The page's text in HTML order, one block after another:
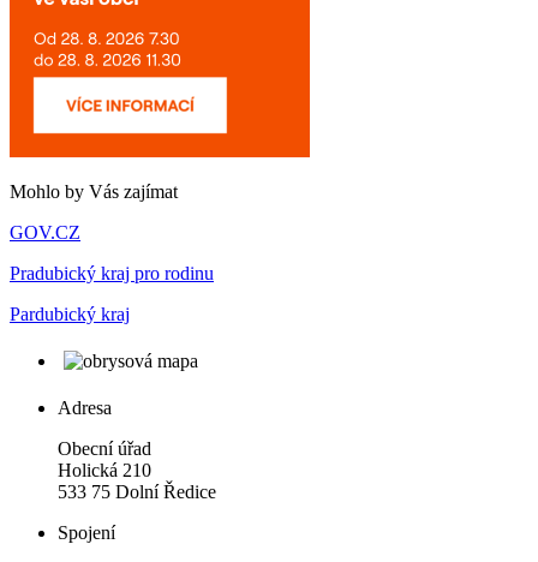
Mohlo by Vás zajímat
GOV.CZ
Pradubický kraj pro rodinu
Pardubický kraj
Adresa
Obecní úřad
Holická 210
533 75 Dolní Ředice
Spojení